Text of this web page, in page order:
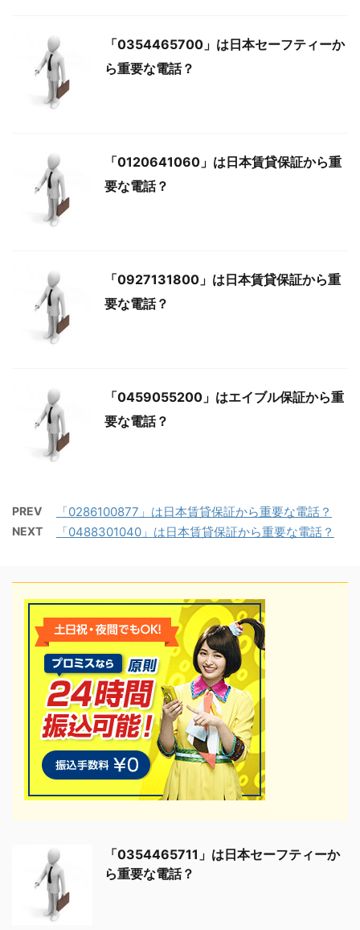
「0354465700」は日本セーフティーか
ら重要な電話？
「0120641060」は日本賃貸保証から重
要な電話？
「0927131800」は日本賃貸保証から重
要な電話？
「0459055200」はエイブル保証から重
要な電話？
PREV 「0286100877」は日本賃貸保証から重要な電話？
NEXT 「0488301040」は日本賃貸保証から重要な電話？
「0354465711」は日本セーフティーか
ら重要な電話？